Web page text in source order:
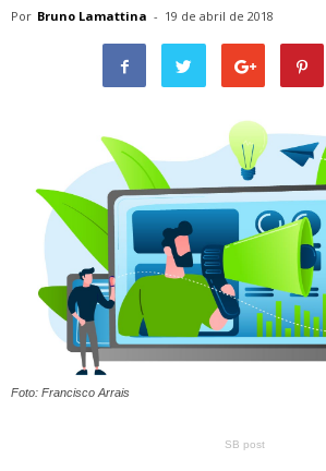
Por Bruno Lamattina - 19 de abril de 2018
Foto: Francisco Arrais
SB post